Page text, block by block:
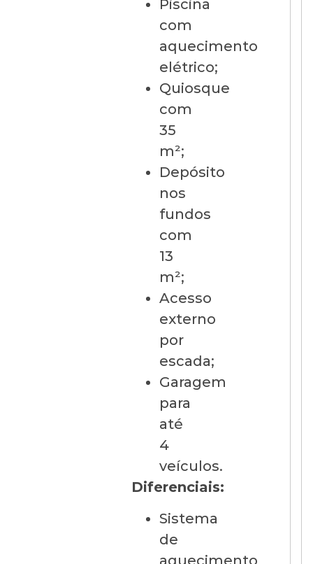
Piscina
com
aquecimento
elétrico;
Quiosque
com
35
m²;
Depósito
nos
fundos
com
13
m²;
Acesso
externo
por
escada;
Garagem
para
até
4
veículos.
Diferenciais:
Sistema
de
aquecimento